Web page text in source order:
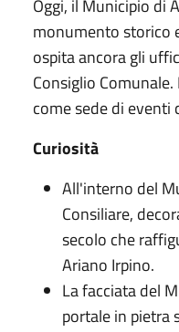
Oggi, il Municipio di
monumento storico
ospita ancora gli
Consiglio
come sede di eventi
Curiosità
All'interno del
Consiliare,
secolo che
Ariano Irpino.
La facciata del
portale in pietra